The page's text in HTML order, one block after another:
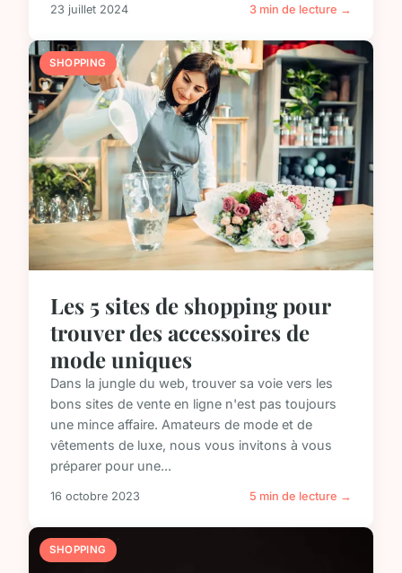
23 juillet 2024 3 min de lecture →
SHOPPING
Les 5 sites de shopping pour
trouver des accessoires de
mode uniques
Dans la jungle du web, trouver sa voie vers les
bons sites de vente en ligne n'est pas toujours
une mince affaire. Amateurs de mode et de
vêtements de luxe, nous vous invitons à vous
préparer pour une...
16 octobre 2023 5 min de lecture →
SHOPPING